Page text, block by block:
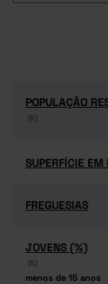
POPULAÇÃO
(6)
POPULAÇÃO
(6)
SUPERFÍCIE EM
SUPERFÍCIE EM
FREGUESIAS
FREGUESIAS
JOVENS (%)
(6)
menos de 15 anos
JOVENS (%)
(6)
menos de 15 anos